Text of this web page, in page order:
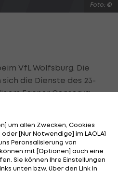
Foto: ©
VfL Wolfsburg. Die
die Dienste des 23-
Fagner Conserva
von Vasco da Gama
Junioren-
zweite Anlauf in Europa.
als damals 18-Jähriger
kam er allerdings nicht
hinaus.
um allen Zwecken, Cookies
[Nur Notwendige] im LAOLA1
Peronsalisierung von
mit [Optionen] auch eine
Sie können Ihre Einstellungen
unten bzw. über den Link in